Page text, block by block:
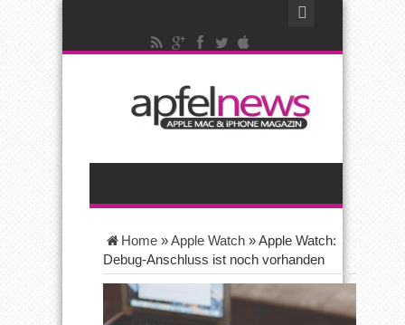
Home »Apple Watch »Apple Watch:
Debug-Anschluss ist noch vorhanden